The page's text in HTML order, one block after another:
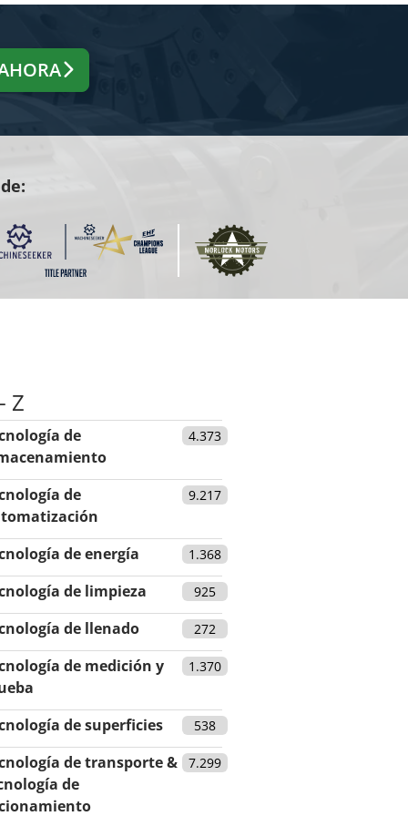
Z
de
4.373
de
9.217
de energía 1.368
de limpieza 925
de llenado 272
de medición y
1.370
de superficies 538
de transporte &
de
7.299